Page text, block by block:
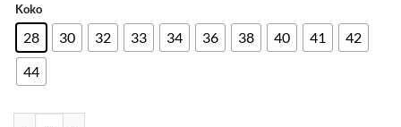
Koko
28 30 32 33 34 36 38 40 41
42
44